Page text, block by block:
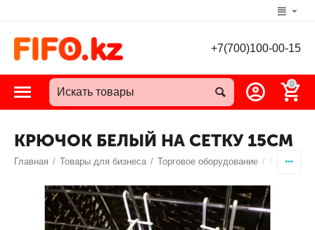
+7(700)100-00-15
0
КРЮЧОК БЕЛЫЙ НА СЕТКУ 15СМ
Главная / Товары для бизнеса / Торговое оборудование / Стеллажи